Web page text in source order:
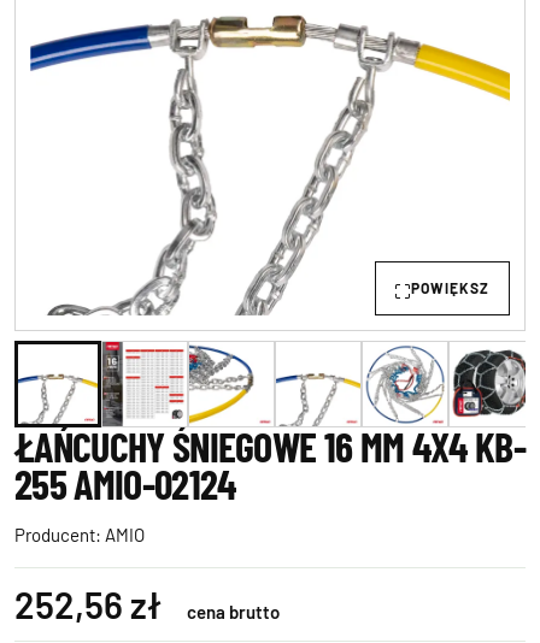
POWIĘKSZ
ŁAŃCUCHY ŚNIEGOWE 16 MM 4X4 KB-
255 AMIO-02124
Producent: AMIO
252,56 zł cena brutto